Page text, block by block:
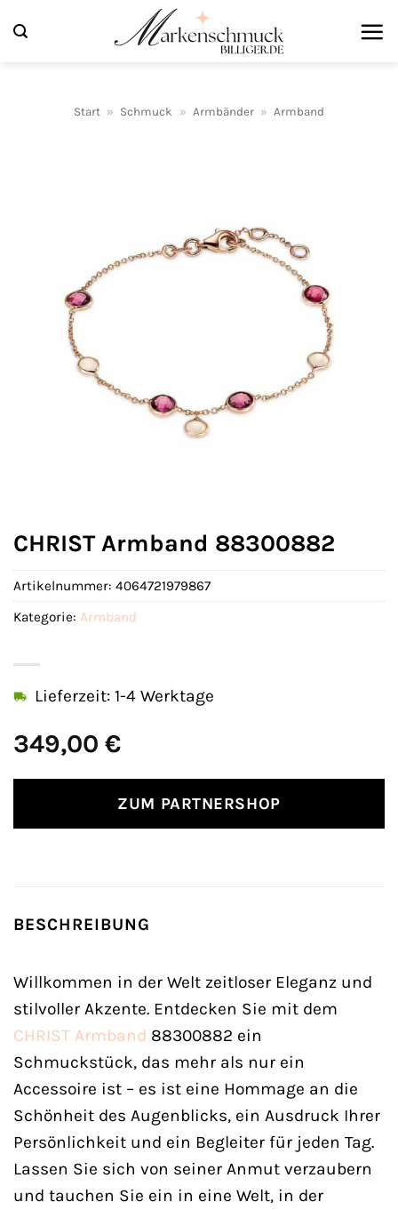
Inhalt
Start » Schmuck » Armbänder » Armband
CHRIST Armband 88300882
349,00 €
Lieferzeit: 1-4 Werktage
ZUM PARTNERSHOP
Artikelnummer: 4064721979867
Kategorie: Armband
BESCHREIBUNG
Willkommen in der Welt zeitloser Eleganz und
stilvoller Akzente. Entdecken Sie mit dem
CHRIST Armband 88300882 ein
Schmuckstück, das mehr als nur ein
Accessoire ist – es ist eine Hommage an die
Schönheit des Augenblicks, ein Ausdruck Ihrer
Persönlichkeit und ein Begleiter für jeden Tag.
Lassen Sie sich von seiner Anmut verzaubern
und tauchen Sie ein in eine Welt, in der